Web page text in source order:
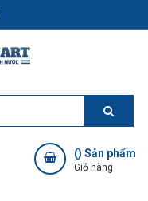
() Sản phẩm
Giỏ hàng